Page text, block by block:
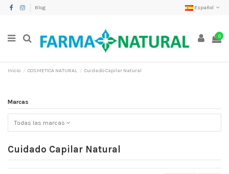
Blog Español
0
Inicio COSMETICA NATURAL Cuidado Capilar Natural
Cuidado Capilar Natural
Marcas
Todas las marcas